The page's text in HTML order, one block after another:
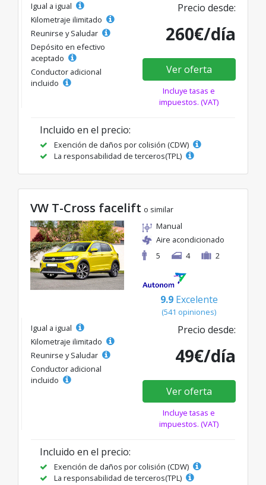
Igual a igual
Kilometraje ilimitado
Reunirse y Saludar
Depósito en efectivo
aceptado
Conductor adicional
incluido
Precio desde:
260€/día
Ver oferta
Incluye tasas e
impuestos. (VAT)
Incluido en el precio:
Exención de daños por colisión (CDW)
La responsabilidad de terceros(TPL)
VW T-Cross facelift o similar
Manual
Aire acondicionado
5
4 2
9.9 Excelente
(541 opiniones)
Igual a igual
Kilometraje ilimitado
Reunirse y Saludar
Conductor adicional
incluido
Precio desde:
49€/día
Ver oferta
Incluye tasas e
impuestos. (VAT)
Incluido en el precio:
Exención de daños por colisión (CDW)
La responsabilidad de terceros(TPL)